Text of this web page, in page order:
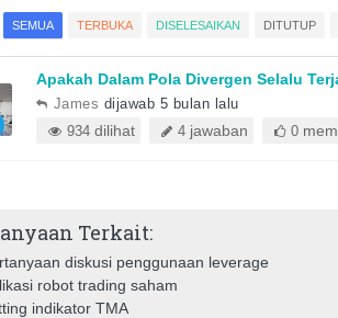
SEMUA TERBUKA DISELESAIKAN DITUTUP
Apakah Dalam Pola Divergen Selalu
James dijawab 5 bulan lalu
934 dilihat 4 jawaban 0
Terkait:
diskusi penggunaan leverage
robot trading saham
indikator TMA